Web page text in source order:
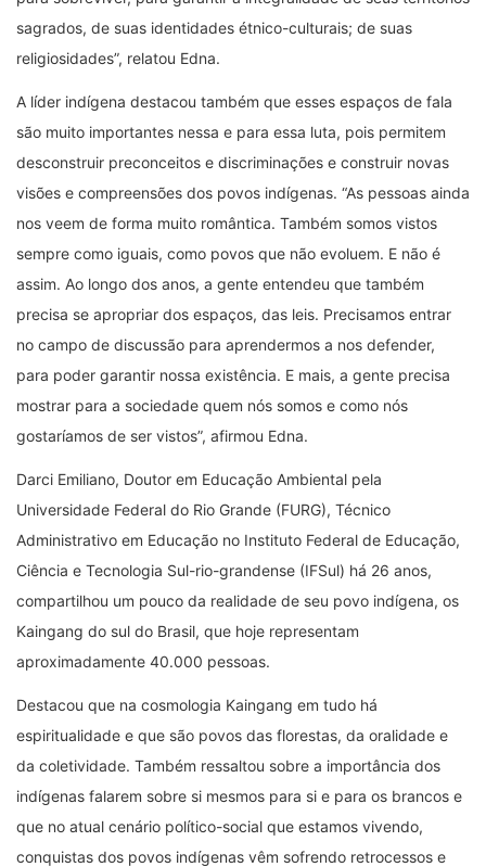
sagrados, de suas identidades étnico-culturais; de suas
religiosidades”, relatou Edna.
A líder indígena destacou também que esses espaços de fala
são muito importantes nessa e para essa luta, pois permitem
desconstruir preconceitos e discriminações e construir novas
visões e compreensões dos povos indígenas. “As pessoas ainda
nos veem de forma muito romântica. Também somos vistos
sempre como iguais, como povos que não evoluem. E não é
assim. Ao longo dos anos, a gente entendeu que também
precisa se apropriar dos espaços, das leis. Precisamos entrar
no campo de discussão para aprendermos a nos defender,
para poder garantir nossa existência. E mais, a gente precisa
mostrar para a sociedade quem nós somos e como nós
gostaríamos de ser vistos”, afirmou Edna.
Darci Emiliano, Doutor em Educação Ambiental pela
Universidade Federal do Rio Grande (FURG), Técnico
Administrativo em Educação no Instituto Federal de Educação,
Ciência e Tecnologia Sul-rio-grandense (IFSul) há 26 anos,
compartilhou um pouco da realidade de seu povo indígena, os
Kaingang do sul do Brasil, que hoje representam
aproximadamente 40.000 pessoas.
Destacou que na cosmologia Kaingang em tudo há
espiritualidade e que são povos das florestas, da oralidade e
da coletividade. Também ressaltou sobre a importância dos
indígenas falarem sobre si mesmos para si e para os brancos e
que no atual cenário político-social que estamos vivendo,
conquistas dos povos indígenas vêm sofrendo retrocessos e